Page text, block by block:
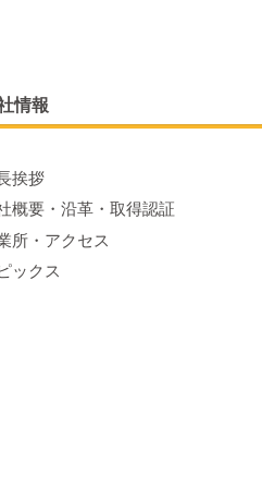
情報
挨拶
概要・沿革・取得認証
所・アクセス
ックス